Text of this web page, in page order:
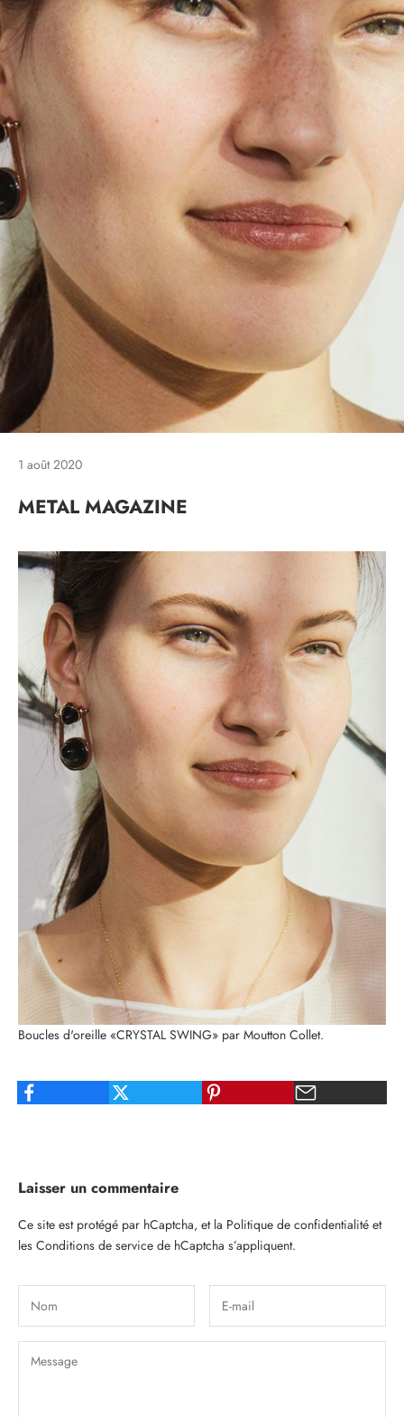
1 août 2020
METAL MAGAZINE
Boucles d'oreille «CRYSTAL SWING» par Moutton Collet.
Laisser un commentaire
Ce site est protégé par hCaptcha, et la Politique de confidentialité et
les Conditions de service de hCaptcha s’appliquent.